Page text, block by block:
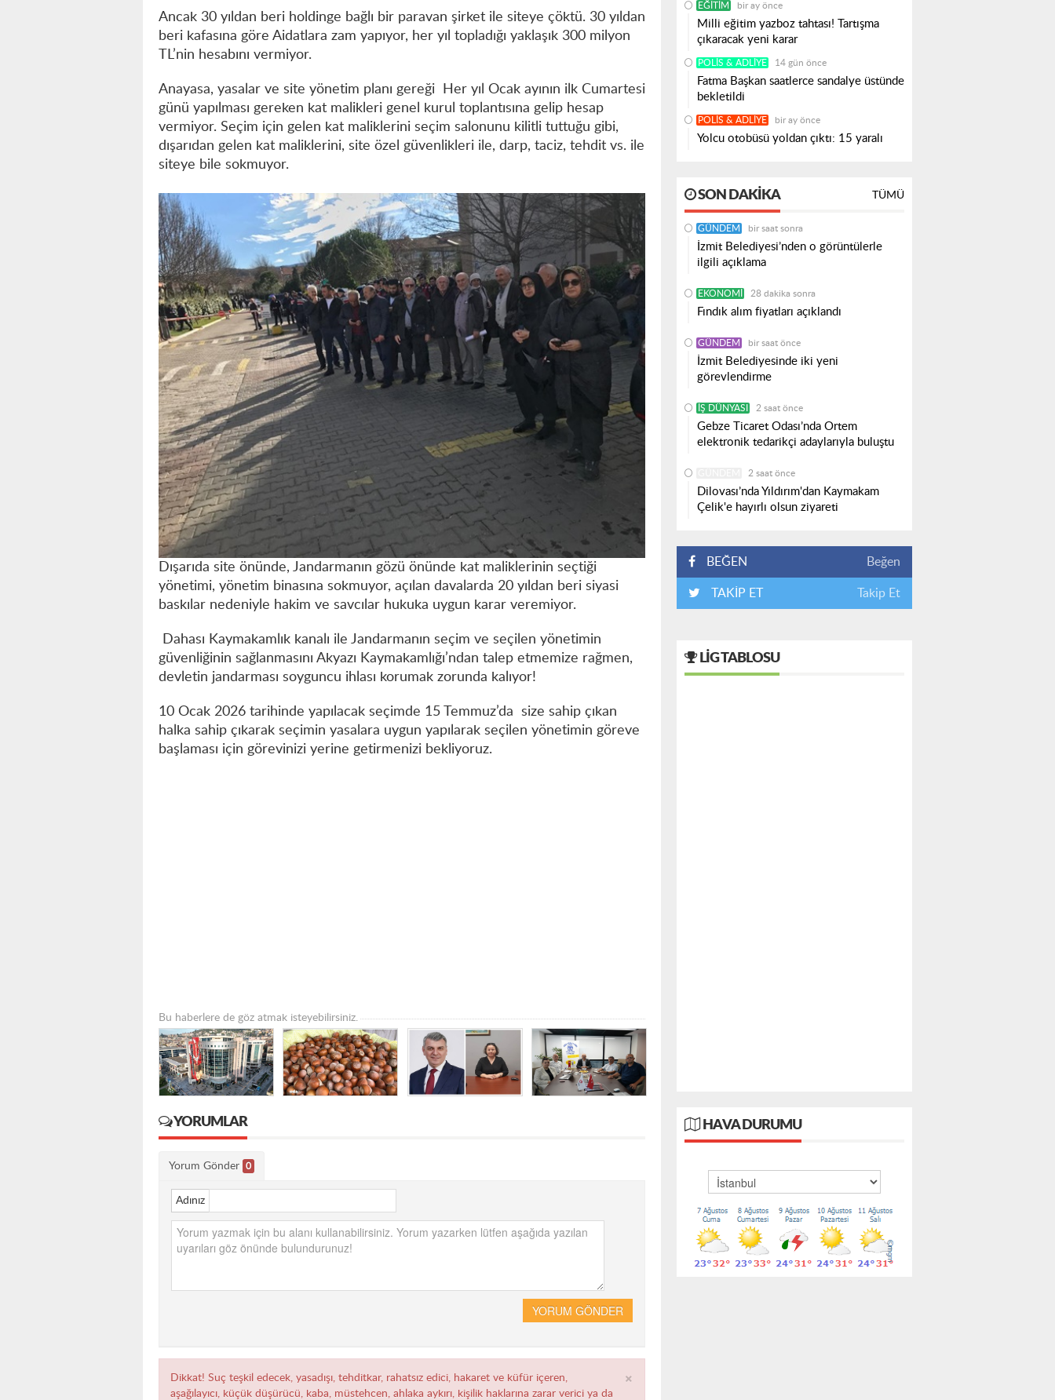
Ancak 30 yıldan beri holdinge bağlı bir paravan şirket ile siteye çöktü. 30 yıldan
beri kafasına göre Aidatlara zam yapıyor, her yıl topladığı yaklaşık 300 milyon
TL’nin hesabını vermiyor.
Anayasa, yasalar ve site yönetim planı gereği Her yıl Ocak ayının ilk Cumartesi
günü yapılması gereken kat malikleri genel kurul toplantısına gelip hesap
vermiyor. Seçim için gelen kat maliklerini seçim salonunu kilitli tuttuğu gibi,
dışarıdan gelen kat maliklerini, site özel güvenlikleri ile, darp, taciz, tehdit vs. ile
siteye bile sokmuyor.
Dışarıda site önünde, Jandarmanın gözü önünde kat maliklerinin seçtiği
yönetimi, yönetim binasına sokmuyor, açılan davalarda 20 yıldan beri siyasi
baskılar nedeniyle hakim ve savcılar hukuka uygun karar veremiyor.
Dahası Kaymakamlık kanalı ile Jandarmanın seçim ve seçilen yönetimin
güvenliğinin sağlanmasını Akyazı Kaymakamlığı’ndan talep etmemize rağmen,
devletin jandarması soyguncu ihlası korumak zorunda kalıyor!
10 Ocak 2026 tarihinde yapılacak seçimde 15 Temmuz’da size sahip çıkan
halka sahip çıkarak seçimin yasalara uygun yapılarak seçilen yönetimin göreve
başlaması için görevinizi yerine getirmenizi bekliyoruz.
Bu haberlere de göz atmak isteyebilirsiniz.
YORUMLAR
Yorum Gönder 0
Adınız
YORUM GÖNDER
×
Dikkat! Suç teşkil edecek, yasadışı, tehditkar, rahatsız edici, hakaret ve küfür içeren,
aşağılayıcı, küçük düşürücü, kaba, müstehcen, ahlaka aykırı, kişilik haklarına zarar verici ya da
EĞITIM bir ay önce
Milli eğitim yazboz tahtası! Tartışma
çıkaracak yeni karar
POLIS & ADLIYE 14 gün önce
Fatma Başkan saatlerce sandalye üstünde
bekletildi
POLIS & ADLIYE bir ay önce
Yolcu otobüsü yoldan çıktı: 15 yaralı
SON DAKIKA TÜMÜ
GÜNDEM bir saat sonra
İzmit Belediyesi’nden o görüntülerle
ilgili açıklama
EKONOMI 28 dakika sonra
Fındık alım fiyatları açıklandı
GÜNDEM bir saat önce
İzmit Belediyesinde iki yeni
görevlendirme
İŞ DÜNYASI 2 saat önce
Gebze Ticaret Odası’nda Ortem
elektronik tedarikçi adaylarıyla buluştu
2 saat önce
Dilovası’nda Yıldırım'dan Kaymakam
Çelik'e hayırlı olsun ziyareti
BEĞEN Beğen
TAKİP ET Takip Et
LIG TABLOSU
HAVA DURUMU